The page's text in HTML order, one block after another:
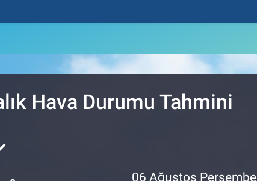
Hava Durumu Tahmini
06 Ağustos Perşembe